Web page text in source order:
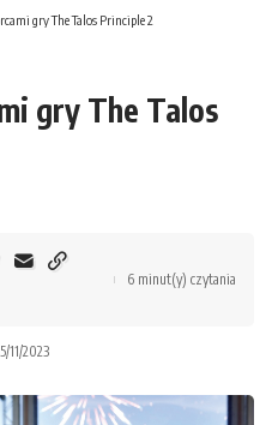
gry The Talos Principle 2
gry The Talos
11/2023
6 minut(y) czytania